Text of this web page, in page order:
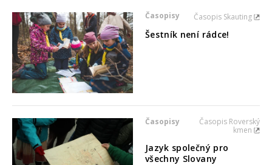
Časopisy Časopis Skauting
Šestník není rádce!
Časopisy
Časopis Roverský
kmen
Jazyk společný pro
všechny Slovany